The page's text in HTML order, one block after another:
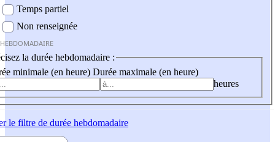
Temps partiel
Non renseignée
la durée hebdomadaire :
minimale (en heure) Durée maximale (en heure)
heures
le filtre de durée hebdomadaire